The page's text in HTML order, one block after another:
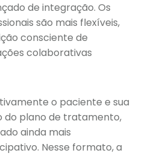
de integração. Os
são mais flexíveis,
consciente de
colaborativas
o paciente e sua
do plano de tratamento,
ainda mais
Nesse formato, a